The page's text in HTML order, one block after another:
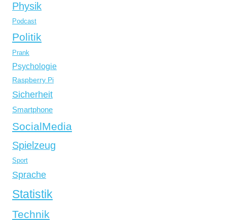
Physik
Podcast
Politik
Prank
Psychologie
Raspberry Pi
Sicherheit
Smartphone
SocialMedia
Spielzeug
Sport
Sprache
Statistik
Technik